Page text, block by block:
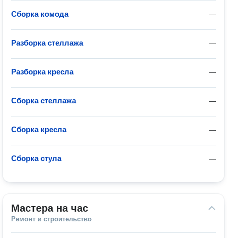
—
Сборка комода
—
Разборка стеллажа
—
Разборка кресла
—
Сборка стеллажа
—
Сборка кресла
—
Сборка стула
Мастера на час
Ремонт и строительство